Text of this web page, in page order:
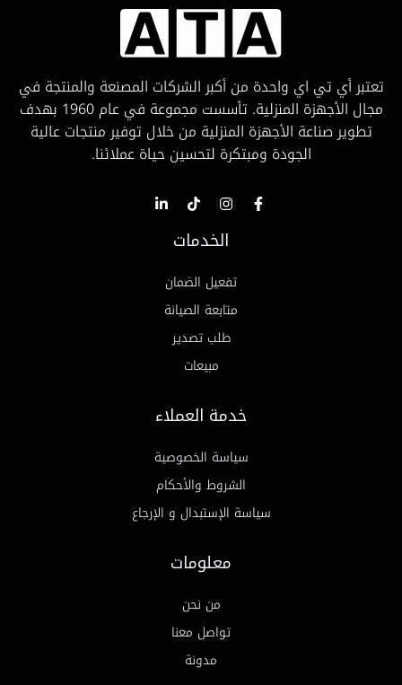
تعتبر أي تي اي واحدة من أكبر الشركات المصنعة والمنتجة في
مجال الأجهزة المنزلية. تأسست مجموعة في عام 1960 بهدف
تطوير صناعة الأجهزة المنزلية من خلال توفير منتجات عالية
الجودة ومبتكرة لتحسين حياة عملائنا.
الخدمات
تفعيل الضمان
متابعة الصيانة
طلب تصدير
مبيعات
خدمة العملاء
سياسة الخصوصية
الشروط والأحكام
سياسة الإستبدال و الإرجاع
معلومات
من نحن
تواصل معنا
مدونة